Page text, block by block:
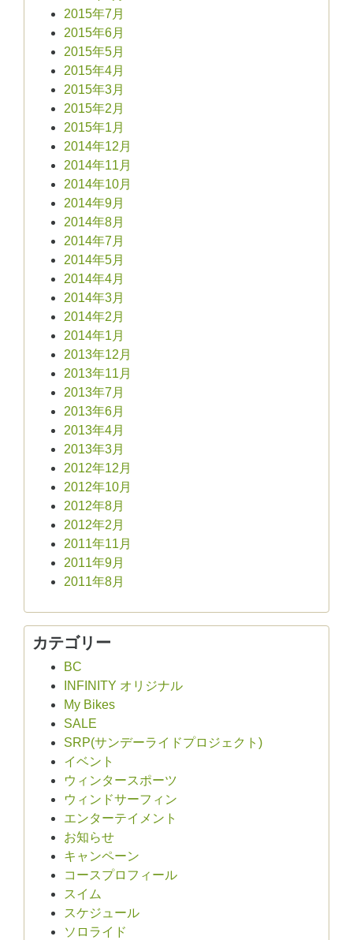
2015年7月
2015年6月
2015年5月
2015年4月
2015年3月
2015年2月
2015年1月
2014年12月
2014年11月
2014年10月
2014年9月
2014年8月
2014年7月
2014年5月
2014年4月
2014年3月
2014年2月
2014年1月
2013年12月
2013年11月
2013年7月
2013年6月
2013年4月
2013年3月
2012年12月
2012年10月
2012年8月
2012年2月
2011年11月
2011年9月
2011年8月
カテゴリー
BC
INFINITY オリジナル
My Bikes
SALE
SRP(サンデーライドプロジェクト)
イベント
ウィンタースポーツ
ウィンドサーフィン
エンターテイメント
お知らせ
キャンペーン
コースプロフィール
スイム
スケジュール
ソロライド